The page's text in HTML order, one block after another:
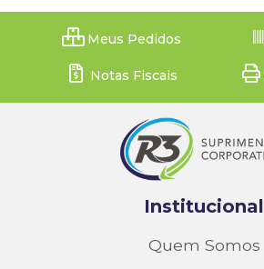
Meus Pedidos
Notas Fiscais
Institucional
Quem Somos